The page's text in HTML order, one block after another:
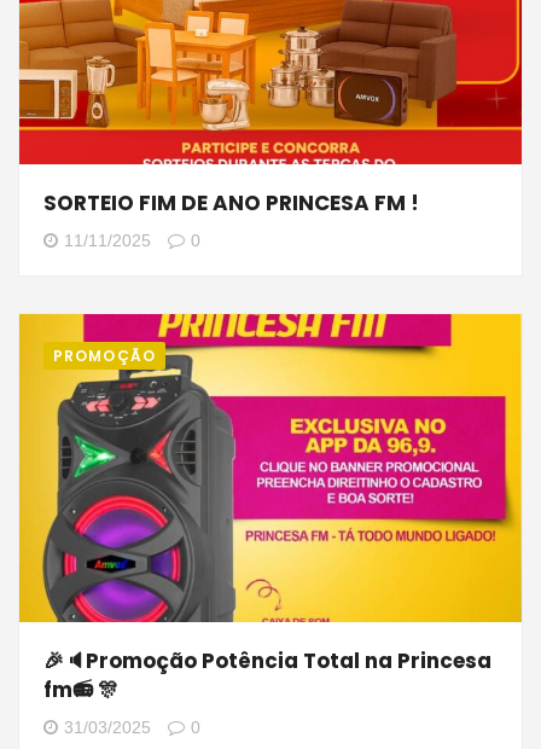
SORTEIO FIM DE ANO PRINCESA FM !
11/11/2025 0
PROMOÇÃO
🎉🔈Promoção Potência Total na Princesa
fm📻 🎊
31/03/2025 0